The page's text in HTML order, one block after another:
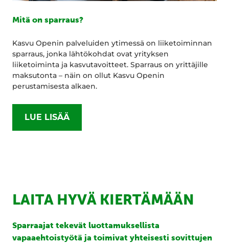
Mitä on sparraus?
Kasvu Openin palveluiden ytimessä on liiketoiminnan
sparraus, jonka lähtökohdat ovat yrityksen
liiketoiminta ja kasvutavoitteet. Sparraus on yrittäjille
maksutonta – näin on ollut Kasvu Openin
perustamisesta alkaen.
LUE LISÄÄ
LAITA HYVÄ KIERTÄMÄÄN
Sparraajat tekevät luottamuksellista
vapaaehtoistyötä ja toimivat yhteisesti sovittujen